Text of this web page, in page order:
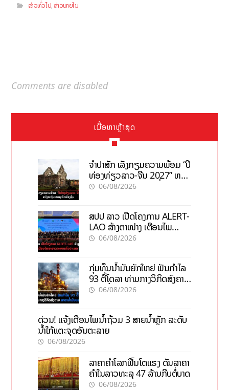
ຂ່າວທົ່ວໄປ, ຂ່າວພາຍໃນ
Comments are disabled
ເນື້ອຫາຫຼ້າສຸດ
ຈຳປາສັກ ເລັ່ງກຽມຄວາມພ້ອມ “ປີ
ທ່ອງທ່ຽວລາວ-ຈີນ 2027” ຫວັງ
ກະຕຸ້ນເສດຖະກິດທ້ອງຖິ່ນ
06/08/2026
ສປປ ລາວ ເປີດໂຄງການ ALERT-
LAO ສ້າງຕາໜ່າງ ເຕືອນໄພ
ພະຍາດລະບາດທົ່ວປະເທດ
06/08/2026
ກຸ່ມທຶນນ້ຳມັນຍັກໃຫຍ່ ຟັນກຳໄລ
93 ຕື້ໂດລາ ທ່າມກາງວິກິດສົງຄາມ
ລາຄານໍ້າມັນແພງ
06/08/2026
ດ່ວນ! ແຈ້ງເຕືອນໄພນໍ້າຖ້ວມ 3 ສາຍນໍ້າຫຼັກ ລະດັບ
ນໍ້າໃກ້ແຕະຈຸດອັນຕະລາຍ
06/08/2026
ລາຄາຄຳໂລກຟື້ນໂຕແຮງ ດັນລາຄາ
ຄຳໃນລາວທະລຸ 47 ລ້ານກີບຕໍ່ບາດ
06/08/2026